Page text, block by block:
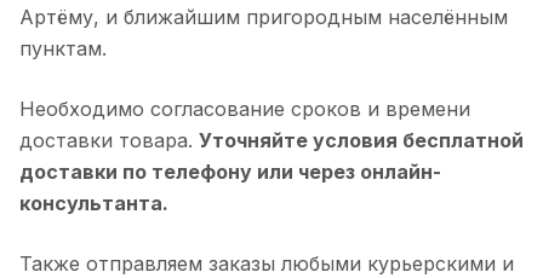
Артёму, и ближайшим пригородным населённым
пунктам.
Необходимо согласование сроков и времени
доставки товара. Уточняйте условия бесплатной
доставки по телефону или через онлайн-
консультанта.
Также отправляем заказы любыми курьерскими и